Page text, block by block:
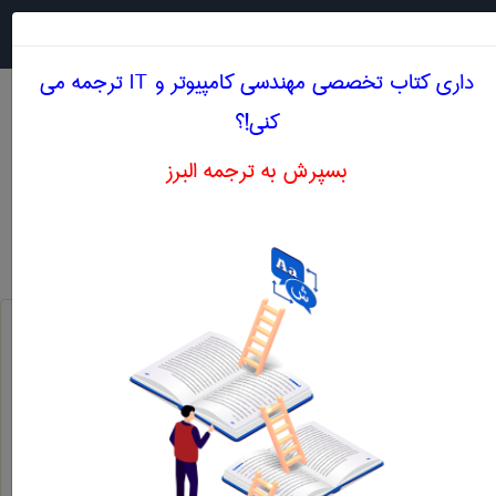
مهندسی كامپيوتر و IT
داری کتاب تخصصی مهندسی كامپيوتر و IT ترجمه می
کنی!؟
بسپرش به ترجمه البرز